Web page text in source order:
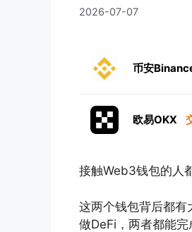
2026-07-07
币安
欧易OKX
接触Web3钱包的人
这两个钱包背后都有
做DeFi，两者都能完